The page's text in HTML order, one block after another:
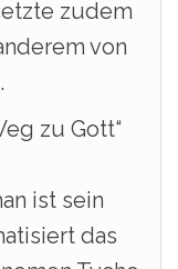
zudem
von
zu Gott“
ist sein
das